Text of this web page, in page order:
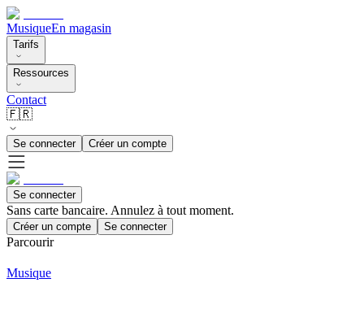
MusiqueEn magasin
Tarifs
Ressources
Contact
🇫🇷
Se connecter Créer un compte
Se connecter
Sans carte bancaire. Annulez à tout moment.
Créer un compte Se connecter
Parcourir
Musique